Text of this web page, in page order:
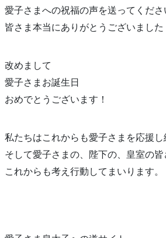
愛子さまへの祝福の声を送ってくださ
皆さま本当にありがとうございました
改めまして
愛子さまお誕生日
おめでとうございます！
私たちはこれからも愛子さまを応援し
そして愛子さまの、陛下の、皇室の皆
これからも考え行動してまいります。